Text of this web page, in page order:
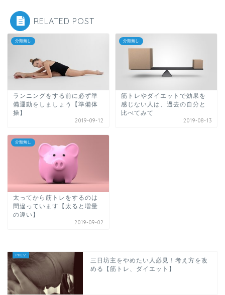
RELATED POST
分類無し
ランニングをする前に必ず準
備運動をしましょう【準備体
操】
2019-09-12
分類無し
筋トレやダイエットで効果を
感じない人は、過去の自分と
比べてみて
2019-08-13
分類無し
太ってから筋トレをするのは
間違っています【太ると増量
の違い】
2019-09-02
三日坊主をやめたい人必見！考え方を改
める【筋トレ、ダイエット】